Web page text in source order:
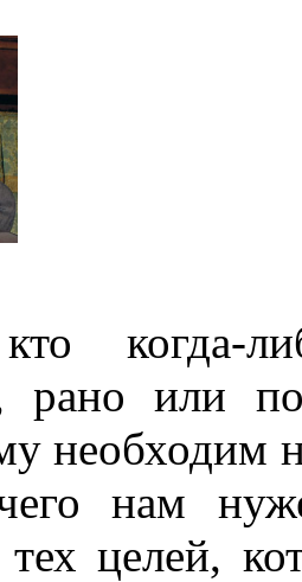
когда-
рано или
необходим
нам
тех целей,